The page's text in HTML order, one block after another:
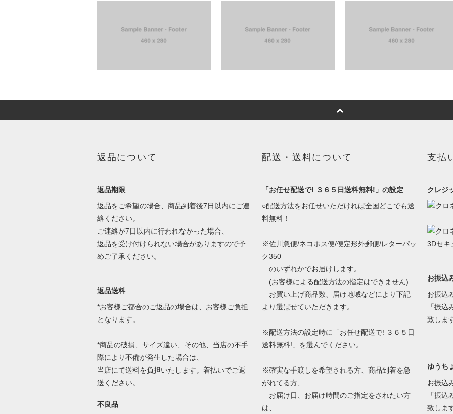
返品について
返品期限
返品をご希望の場合、商品到着後7日以内にご連
絡ください。
ご連絡が7日以内に行われなかった場合、
返品を受け付けられない場合がありますので予
めご了承ください。
返品送料
*お客様ご都合のご返品の場合は、お客様ご負担
となります。
*商品の破損、サイズ違い、その他、当店の不手
際により不備が発生した場合は、
当店にて送料を負担いたします。着払いでご返
送ください。
不良品
配送・送料について
「お任せ配送で! ３６５日送料無料!」の設定
○配送方法をお任せいただければ全国どこでも送
料無料！
※佐川急便/ネコポス便/便定形外郵便/レターパッ
ク350
のいずれかでお届けします。
(お客様による配送方法の指定はできません)
お買い上げ商品数、届け地域などにより下記
より選ばせていただきます。
※配送方法の設定時に「お任せ配送で! ３６５日
送料無料!」を選んでください。
※確実な手渡しを希望される方、商品到着を急
がれてる方、
お届け日、お届け時間のご指定をされたい方
は、
支払
クレジ
お振込
お振込
「振
致しま
ゆうち
お振込
「振
致しま